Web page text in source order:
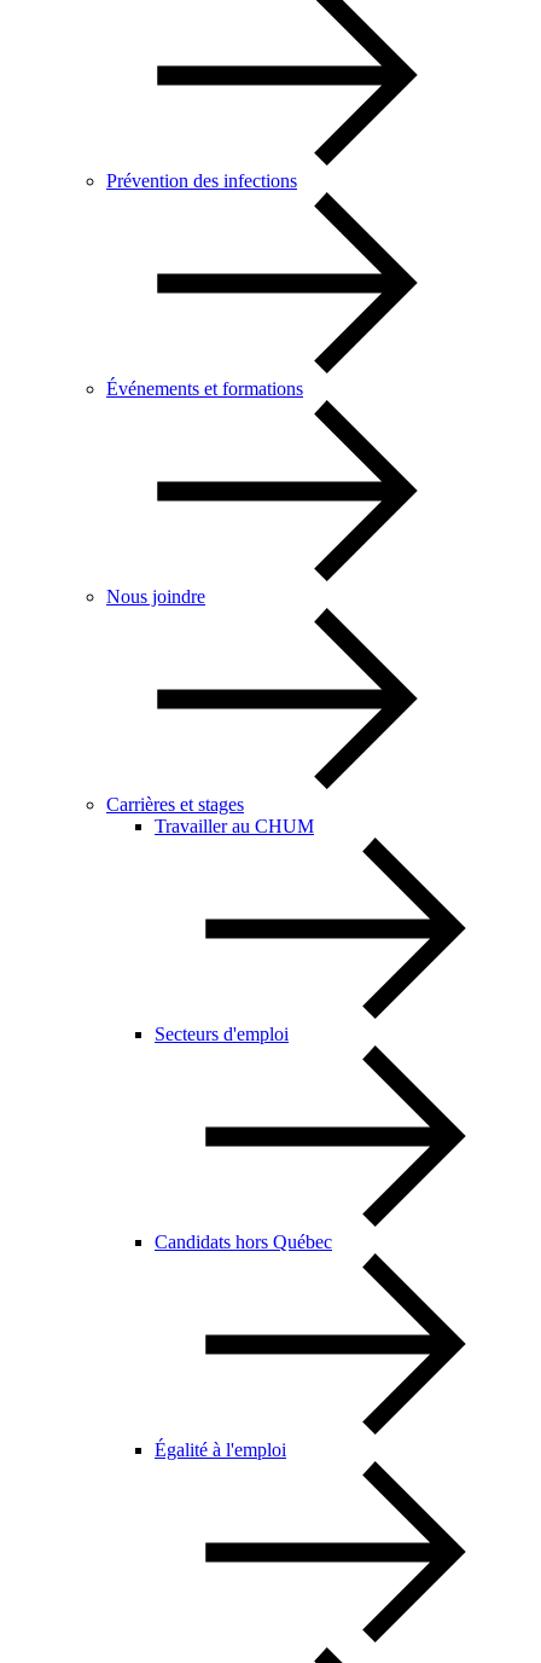
Prévention des infections
Événements et formations
Nous joindre
Carrières et stages
Travailler au CHUM
Secteurs d'emploi
Candidats hors Québec
Égalité à l'emploi